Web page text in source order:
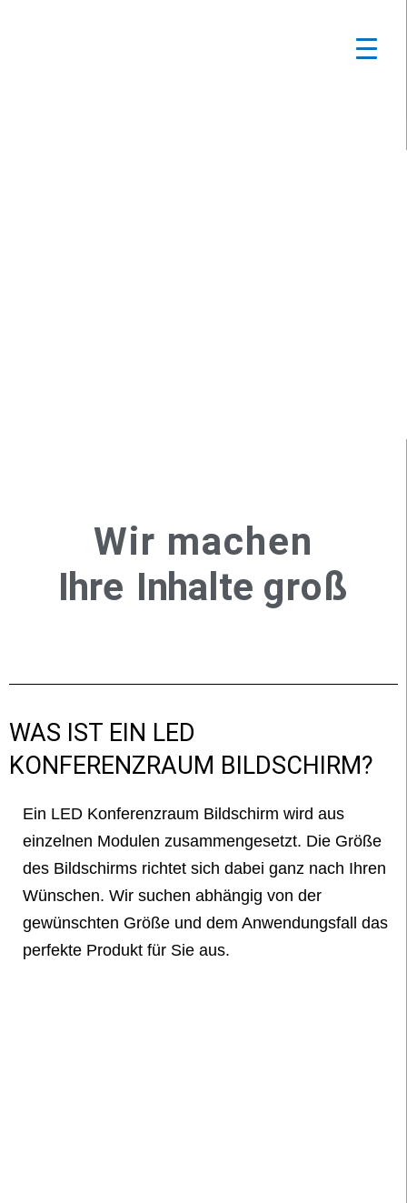
KONFERENZRAUM
Unsere Kunden setzen unsere Konferenzraum
Bildschirme in Videokonferenzen oder bei
Wir machen
Ihre Inhalte groß
WAS IST EIN LED
KONFERENZRAUM BILDSCHIRM?
Ein LED Konferenzraum Bildschirm wird aus
einzelnen Modulen zusammengesetzt. Die Größe
des Bildschirms richtet sich dabei ganz nach Ihren
Wünschen. Wir suchen abhängig von der
gewünschten Größe und dem Anwendungsfall das
perfekte Produkt für Sie aus.